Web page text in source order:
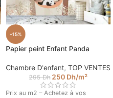
-15%
Papier peint Enfant Panda
Chambre D'enfant, TOP VENTES
295Dh 250 Dh/m²
Prix au m2 – Achetez à vos